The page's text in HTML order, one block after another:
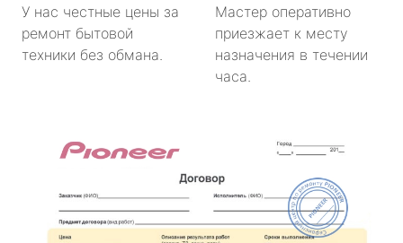
У нас честные цены за
ремонт бытовой
техники без обмана.
Мастер оперативно
приезжает к месту
назначения в течении
часа.